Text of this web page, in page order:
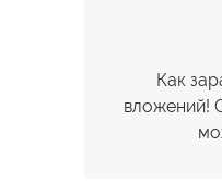
Как
вложений!